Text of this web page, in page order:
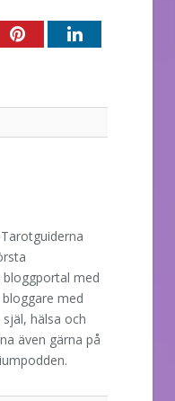
PinterestLinkedIn
med
med
hälsa och
även gärna på